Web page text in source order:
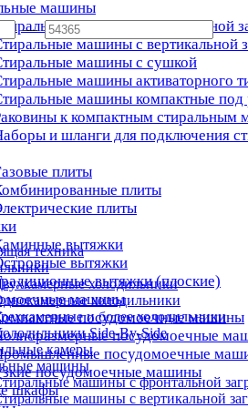
машины
машины с фронтальной
машины с вертикальной
машины с сушкой
машины активаторного
машины компактные под
к компактным стиральным
и шланги для подключения
плиты
плиты
плиты
вытяжки
вытяжки
вытяжки (плоские)
машины
посудомоечные машины
посудомоечные
посудомоечные
посудомоечные машины
шкафы
—
техника
холодильники
холодильники
и более холодильники
Side-By-Side
камеры
машины
машины с фронтальной
машины с вертикальной